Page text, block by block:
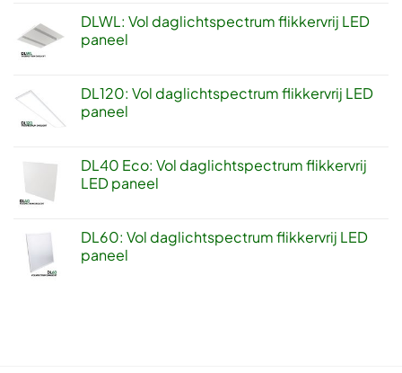
DLWL: Vol daglichtspectrum flikkervrij LED
paneel
DL120: Vol daglichtspectrum flikkervrij LED
paneel
DL40 Eco: Vol daglichtspectrum flikkervrij
LED paneel
DL60: Vol daglichtspectrum flikkervrij LED
paneel